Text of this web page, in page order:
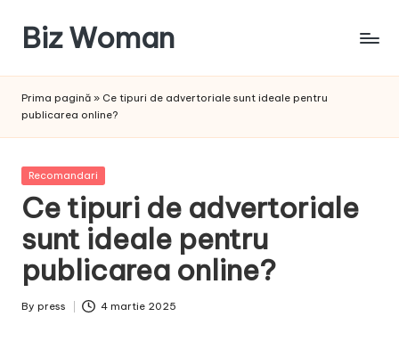
content
Biz Woman
succesul
Prima pagină » Ce tipuri de advertoriale sunt ideale pentru
publicarea online?
Posted
Recomandari
Ce tipuri de advertoriale
sunt ideale pentru
publicarea online?
Posted
By press 4 martie 2025